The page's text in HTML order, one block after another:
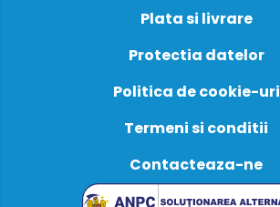
Plata si livrare
Protectia datelor
Politica de cookie-uri
Termeni si conditii
Contacteaza-ne